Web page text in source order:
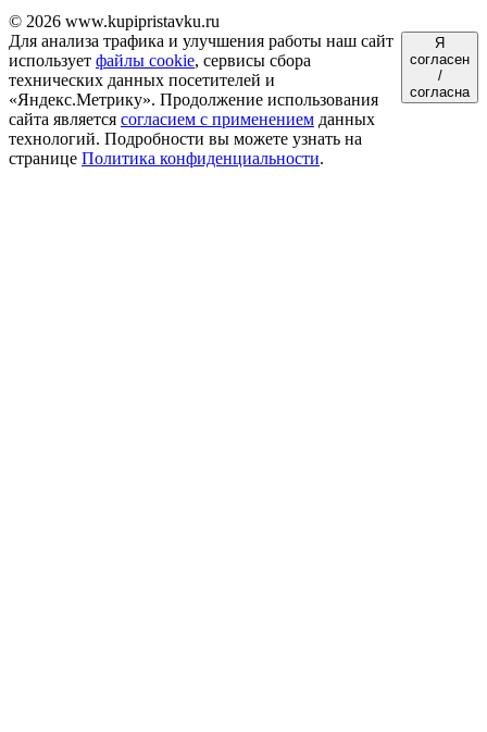
© 2026 www.kupipristavku.ru
Для анализа трафика и улучшения работы наш сайт
использует файлы cookie, сервисы сбора
технических данных посетителей и
«Яндекс.Метрику». Продолжение использования
сайта является согласием с применением данных
технологий. Подробности вы можете узнать на
странице Политика конфиденциальности.
Я
согласен
/
согласна